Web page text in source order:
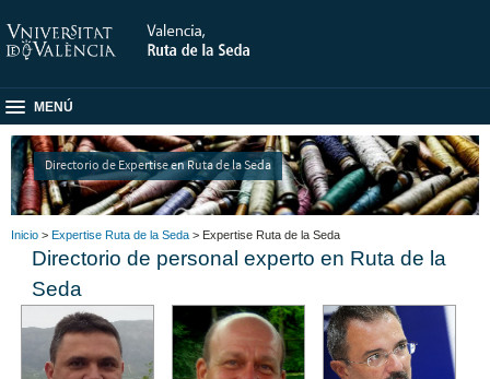
MENÚ
Directorio de Expertise en Ruta de la Seda
Inicio > Expertise Ruta de la Seda > Expertise Ruta de la Seda
Directorio de personal experto en Ruta de la
Seda